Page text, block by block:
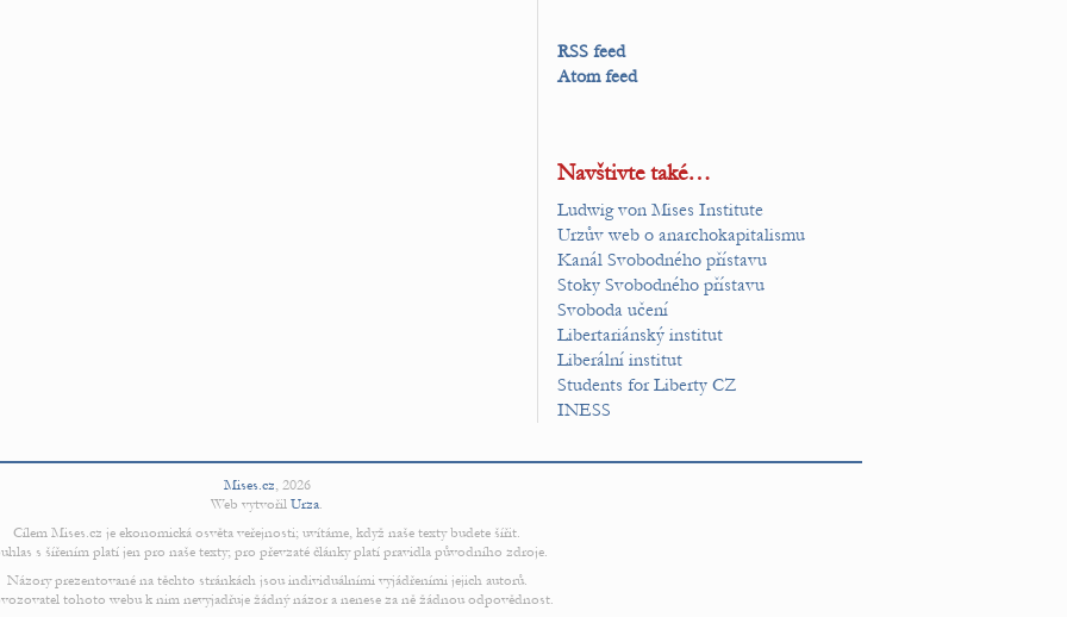
RSS feed
Atom feed
Navštivte také…
Ludwig von Mises Institute
Urzův web o anarchokapitalismu
Kanál Svobodného přístavu
Stoky Svobodného přístavu
Svoboda učení
Libertariánský institut
Liberální institut
Students for Liberty CZ
INESS
Mises.cz, 2026
Web vytvořil Urza.
Cílem Mises.cz je ekonomická osvěta veřejnosti; uvítáme, když naše texty budete šířit.
s šířením platí jen pro naše texty; pro převzaté články platí pravidla původního zdroje.
Názory prezentované na těchto stránkách jsou individuálními vyjádřeními jejich autorů.
tohoto webu k nim nevyjadřuje žádný názor a nenese za ně žádnou odpovědnost.